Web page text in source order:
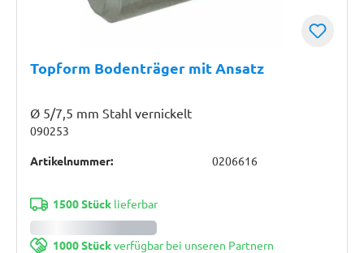
Topform Bodenträger mit Ansatz
Ø 5/7,5 mm Stahl vernickelt
090253
Artikelnummer: 0206616
1500 Stücklieferbar
1000 Stückverfügbar bei unseren Partnern